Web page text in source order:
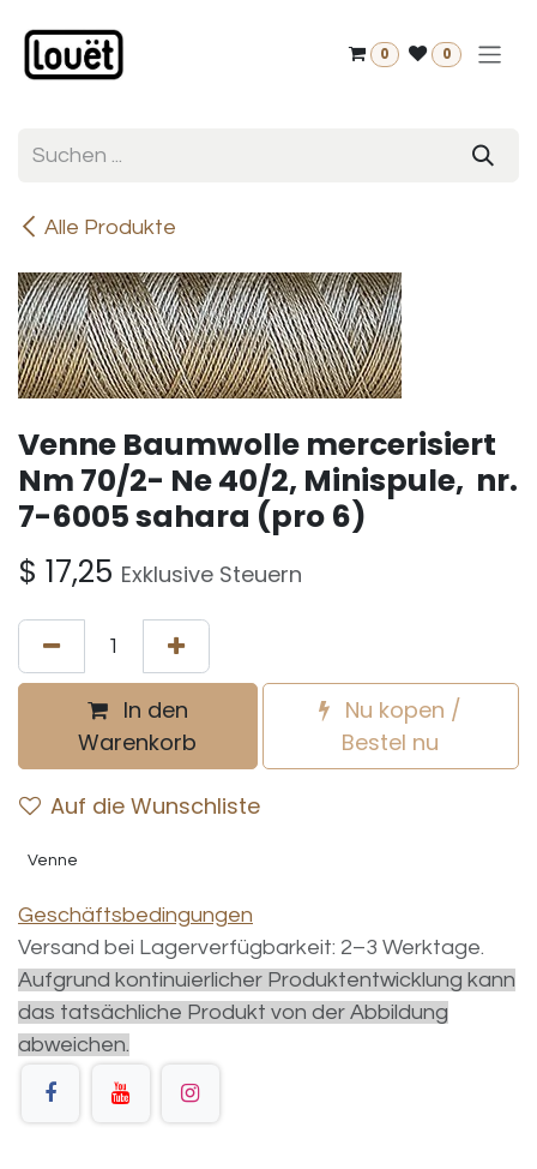
0 0
Alle Produkte
Venne Baumwolle mercerisiert
Nm 70/2- Ne 40/2, Minispule, nr.
7-6005 sahara (pro 6)
$ 17,25 Exklusive Steuern
In den
Warenkorb
Nu kopen /
Bestel nu
Auf die Wunschliste
Venne
Geschäftsbedingungen
Versand bei Lagerverfügbarkeit: 2–3 Werktage.
Aufgrund kontinuierlicher Produktentwicklung kann
das tatsächliche Produkt von der Abbildung
abweichen.